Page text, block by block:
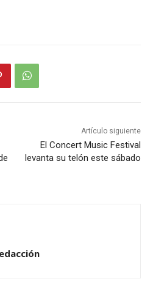
Artículo siguiente
El Concert Music Festival
levanta su telón este sábado